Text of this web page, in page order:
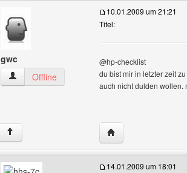
gwc
gwc Benutzer-Profile anzeigen
Offline
10.01.2009 um 21:21
Titel:
@hp-checklist
du bist mir in letzter zeit
auch nicht dulden wollen.
↑ Website dieses
14.01.2009 um 18:01